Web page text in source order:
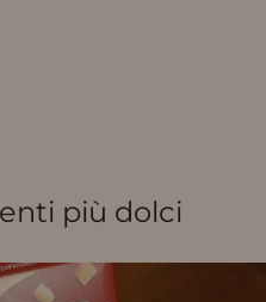
più dolci